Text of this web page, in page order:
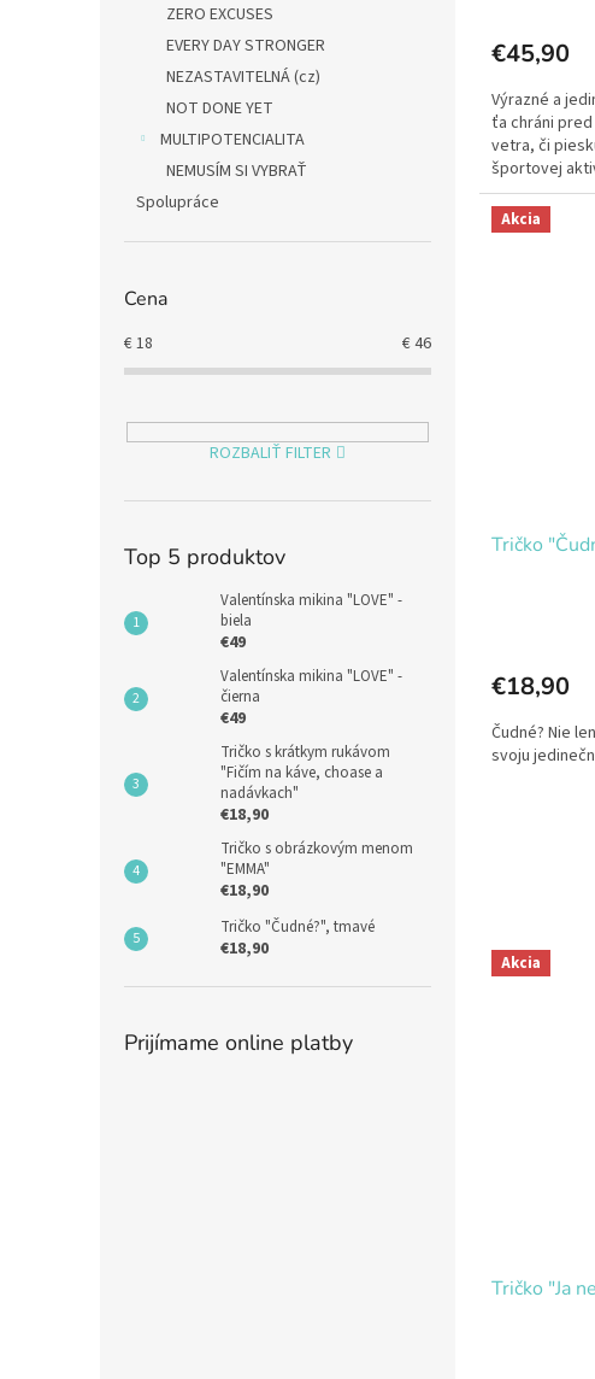
ZERO EXCUSES
EVERY DAY STRONGER
NEZASTAVITELNÁ (cz)
NOT DONE YET
MULTIPOTENCIALITA
NEMUSÍM SI VYBRAŤ
Spolupráce
Cena
€18 €46
ROZBALIŤ FILTER
Top 5 produktov
Valentínska mikina "LOVE" -
biela
€49
Valentínska mikina "LOVE" -
čierna
€49
Tričko s krátkym rukávom
"Fičím na káve, choase a
nadávkach"
€18,90
Tričko s obrázkovým menom
"EMMA"
€18,90
Tričko "Čudné?", tmavé
€18,90
Prijímame online platby
€45,90
Výrazné a
ťa chráni
vetra, či
športovej
Akcia
Tričko
€18,90
Čudné? Nie
svoju
Akcia
Tričko "Ja